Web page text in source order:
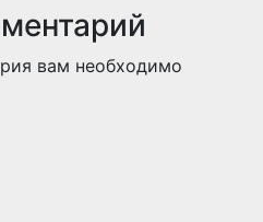
вам необходимо